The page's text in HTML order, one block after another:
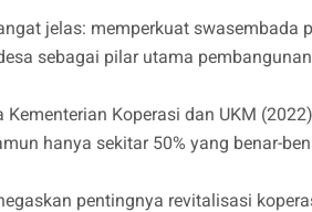
jelas: memperkuat swasembada
sebagai pilar utama
Kementerian Koperasi dan UKM
hanya sekitar 50% yang benar-
pentingnya revitalisasi